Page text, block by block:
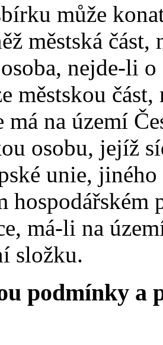
může
městská
nejde-li
městskou
má na území
osobu, jejíž
unie,
hospodářském
má-li na
složku.
podmínky a